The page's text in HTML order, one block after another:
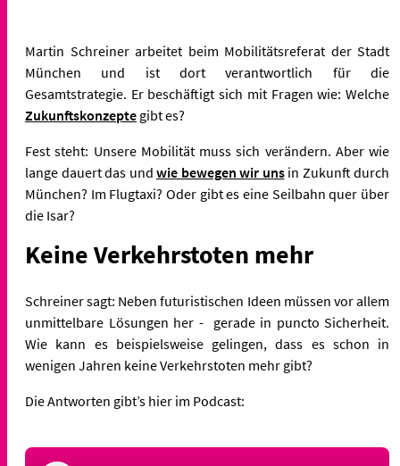
Martin Schreiner arbeitet beim Mobilitätsreferat der Stadt
München und ist dort verantwortlich für die
Gesamtstrategie. Er beschäftigt sich mit Fragen wie: Welche
Zukunftskonzepte gibt es?
Fest steht: Unsere Mobilität muss sich verändern. Aber wie
lange dauert das und wie bewegen wir unsin Zukunft durch
München? Im Flugtaxi? Oder gibt es eine Seilbahn quer über
die Isar?
Keine Verkehrstoten mehr
Schreiner sagt: Neben futuristischen Ideen müssen vor allem
unmittelbare Lösungen her - gerade in puncto Sicherheit.
Wie kann es beispielsweise gelingen, dass es schon in
wenigen Jahren keine Verkehrstoten mehr gibt?
Die Antworten gibt’s hier im Podcast: